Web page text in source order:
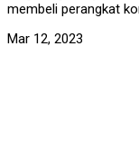
membeli perangkat
Mar 12, 2023